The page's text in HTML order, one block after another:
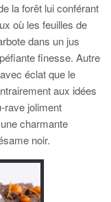
la forêt lui conférant
où les feuilles de
dans un jus
finesse. Autre
éclat que le
aux idées
rave joliment
charmante
noir.